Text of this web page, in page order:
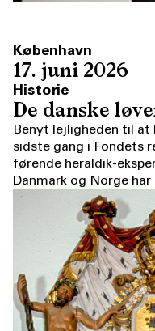
København
17. juni 2026
Historie
De danske
Benyt lejligheden til
sidste gang i Fondets
førende heraldik-
Danmark og Norge